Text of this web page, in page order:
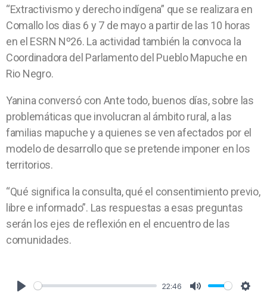
“Extractivismo y derecho indígena” que se realizara en
Comallo los dias 6 y 7 de mayo a partir de las 10 horas
en el ESRN Nº26. La actividad también la convoca la
Coordinadora del Parlamento del Pueblo Mapuche en
Rio Negro.
Yanina conversó con Ante todo, buenos días, sobre las
problemáticas que involucran al ámbito rural, a las
familias mapuche y a quienes se ven afectados por el
modelo de desarrollo que se pretende imponer en los
territorios.
“Qué significa la consulta, qué el consentimiento previo,
libre e informado”. Las respuestas a esas preguntas
serán los ejes de reflexión en el encuentro de las
comunidades.
22:46